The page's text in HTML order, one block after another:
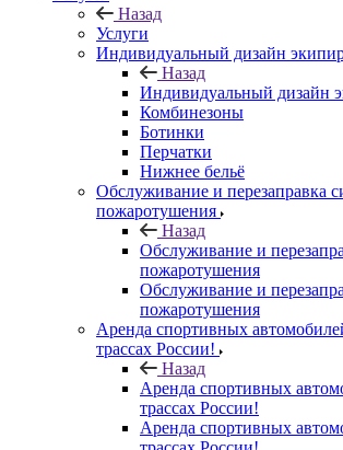
Назад
Услуги
Индивидуальный дизайн
Назад
Индивидуальный дизайн
Комбинезоны
Ботинки
Перчатки
Нижнее бельё
Обслуживание и перезаправка
пожаротушения
Назад
Обслуживание и
пожаротушения
Обслуживание и
пожаротушения
Аренда спортивных
трассах России!
Назад
Аренда спортивных
трассах России!
Аренда спортивных